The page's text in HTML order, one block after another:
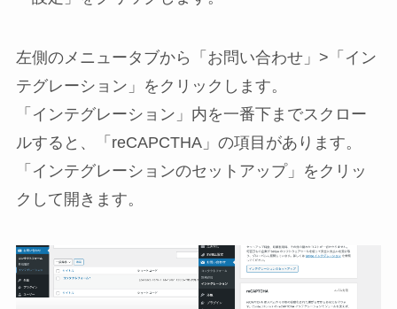
左側のメニュータブから「お問い合わせ」>「イン
テグレーション」をクリックします。
「インテグレーション」内を一番下までスクロー
ルすると、「reCAPCTHA」の項目があります。
「インテグレーションのセットアップ」をクリッ
クして開きます。